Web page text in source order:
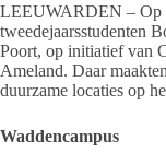
LEEUWARDEN – Op
tweedejaarsstudenten
Poort, op initiatief van
Ameland. Daar
duurzame locaties op
Waddencampus